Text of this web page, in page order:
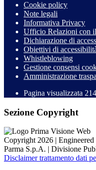
Cookie policy
Note legali
Informativa Privacy
Ufficio Relazioni con
Dichiarazione di
Obiettivi di
Whistleblowing
Gestione consensi
Amministrazione
Pagina visualizzata
Sezione Copyright
Copyright 2026 |
Parma S.p.A. | Divisione
Disclaimer trattamento dati